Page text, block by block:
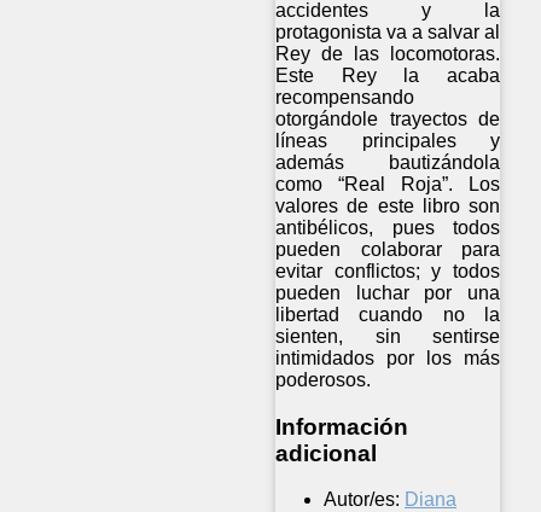
accidentes y la
protagonista va a salvar al
Rey de las locomotoras.
Este Rey la acaba
recompensando
otorgándole trayectos de
líneas principales y
además bautizándola
como “Real Roja”. Los
valores de este libro son
antibélicos, pues todos
pueden colaborar para
evitar conflictos; y todos
pueden luchar por una
libertad cuando no la
sienten, sin sentirse
intimidados por los más
poderosos.
Información
adicional
Autor/es: Diana